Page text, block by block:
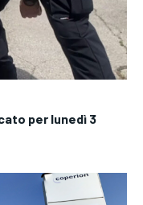
per lunedì 3